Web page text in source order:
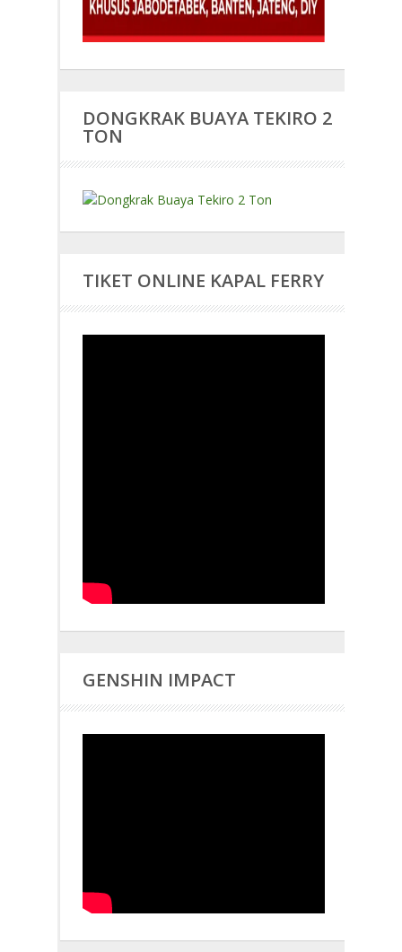
DONGKRAK BUAYA TEKIRO 2
TON
TIKET ONLINE KAPAL FERRY
GENSHIN IMPACT